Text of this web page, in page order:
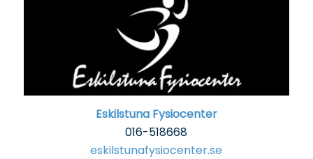
Eskilstuna Fysiocenter
016-518668
eskilstunafysiocenter.se